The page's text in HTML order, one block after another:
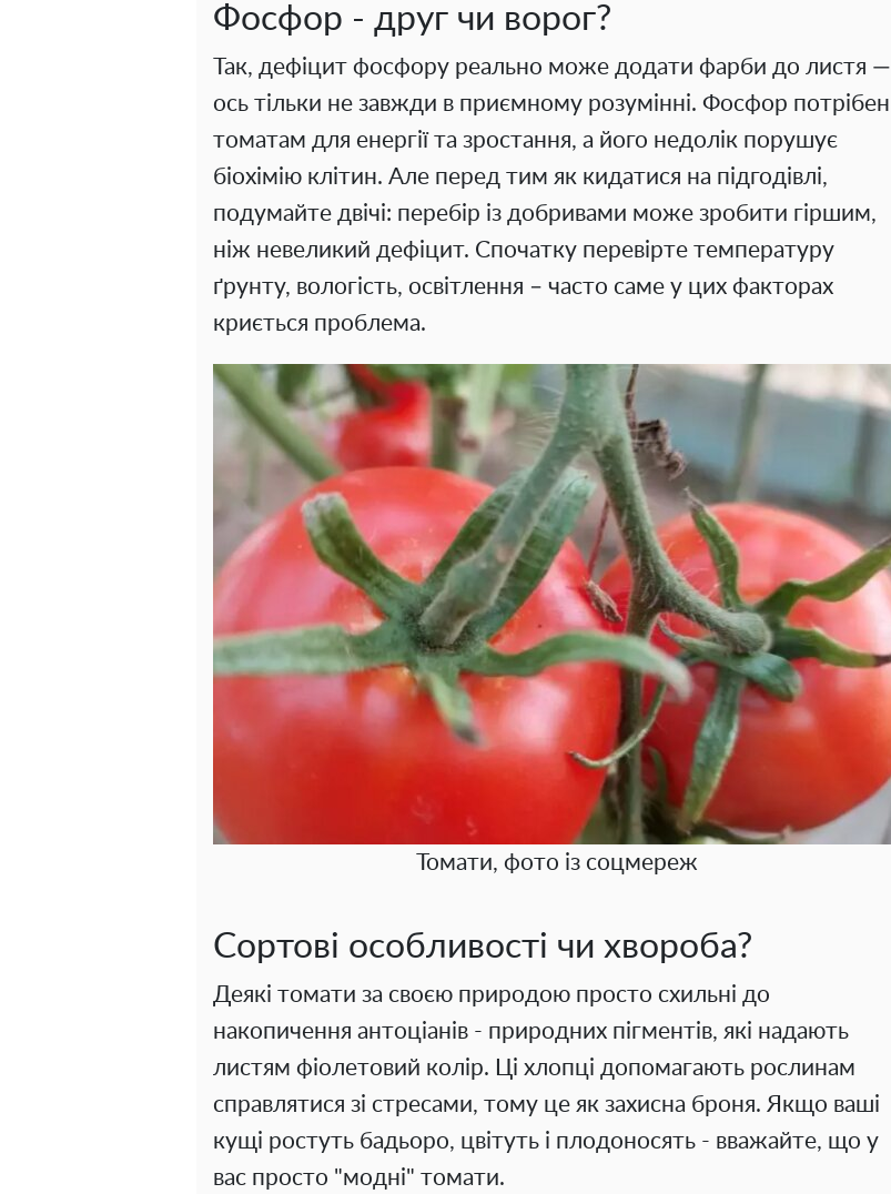
Фосфор - друг чи ворог?
Так, дефіцит фосфору реально може додати фарби до листя —
ось тільки не завжди в приємному розумінні. Фосфор потрібен
томатам для енергії та зростання, а його недолік порушує
біохімію клітин. Але перед тим як кидатися на підгодівлі,
подумайте двічі: перебір із добривами може зробити гіршим,
ніж невеликий дефіцит. Спочатку перевірте температуру
ґрунту, вологість, освітлення – часто саме у цих факторах
криється проблема.
Томати, фото із соцмереж
Сортові особливості чи хвороба?
Деякі томати за своєю природою просто схильні до
накопичення антоціанів - природних пігментів, які надають
листям фіолетовий колір. Ці хлопці допомагають рослинам
справлятися зі стресами, тому це як захисна броня. Якщо ваші
кущі ростуть бадьоро, цвітуть і плодоносять - вважайте, що у
вас просто "модні" томати.